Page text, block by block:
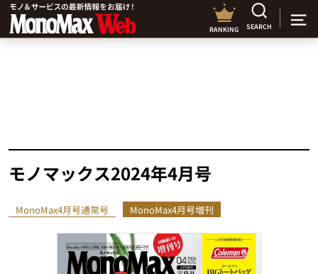
RANKING SEARCH
モノマックス2024年4月号
MonoMax4月号通常号 MonoMax4月号増刊